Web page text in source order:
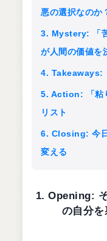
悪の選択なのか
3. Mystery: 「
が人間の価値を
4. Takeaways:
5. Action: 「粘
リスト
6. Closing: 今
変える
1. Opening:
の自分を